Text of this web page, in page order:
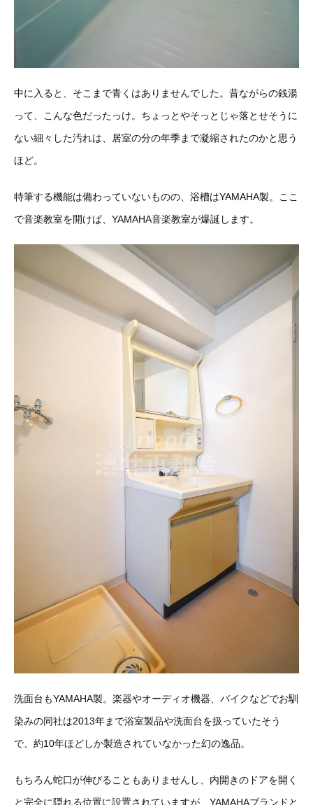
中に入ると、そこまで青くはありませんでした。昔ながらの銭湯
って、こんな色だったっけ。 ちょっとやそっとじゃ落とせそうに
ない細々した汚れは、居室の分の年季まで凝縮されたのかと思う
ほど。
特筆する機能は備わっていないものの、浴槽はYAMAHA製。ここ
で音楽教室を開けば、YAMAHA音楽教室が爆誕します。
洗面台もYAMAHA製。楽器やオーディオ機器、バイクなどでお馴
染みの同社は2013年まで浴室製品や洗面台を扱っていたそう
で、約10年ほどしか製造されていなかった幻の逸品。
もちろん蛇口が伸びることもありませんし、内開きのドアを開く
と完全に隠れる位置に設置されていますが、YAMAHAブランドと